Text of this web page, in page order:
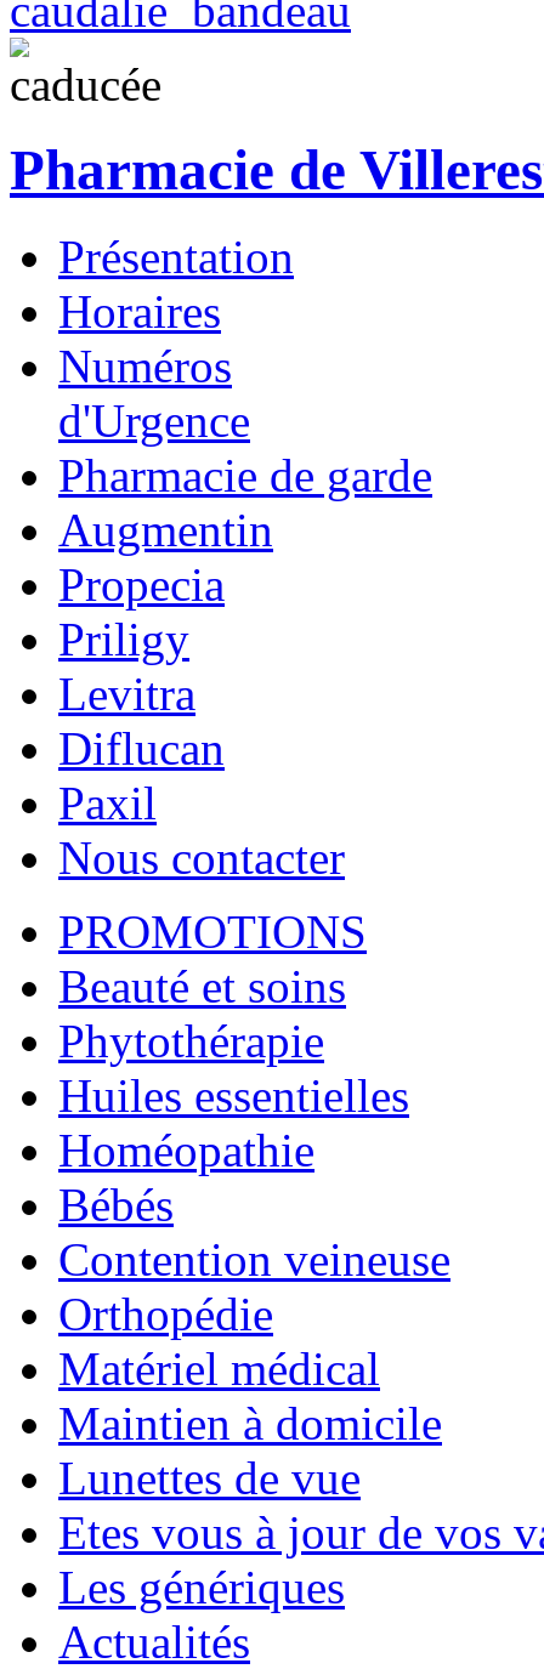
Pharmacie de
Présentation
Horaires
Numéros
d'Urgence
Pharmacie de garde
Augmentin
Propecia
Priligy
Levitra
Diflucan
Paxil
Nous contacter
PROMOTIONS
Beauté et soins
Phytothérapie
Huiles essentielles
Homéopathie
Bébés
Contention veineuse
Orthopédie
Matériel médical
Maintien à domicile
Lunettes de vue
Etes vous à jour de vos
Les génériques
Actualités